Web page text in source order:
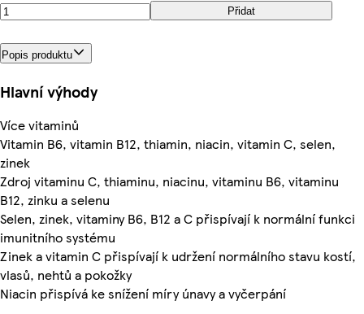
Přidat
Popis produktu
Hlavní výhody
Více vitaminů
Vitamin B6, vitamin B12, thiamin, niacin, vitamin C, selen,
zinek
Zdroj vitaminu C, thiaminu, niacinu, vitaminu B6, vitaminu
B12, zinku a selenu
Selen, zinek, vitaminy B6, B12 a C přispívají k normální funkci
imunitního systému
Zinek a vitamin C přispívají k udržení normálního stavu kostí,
vlasů, nehtů a pokožky
Niacin přispívá ke snížení míry únavy a vyčerpání